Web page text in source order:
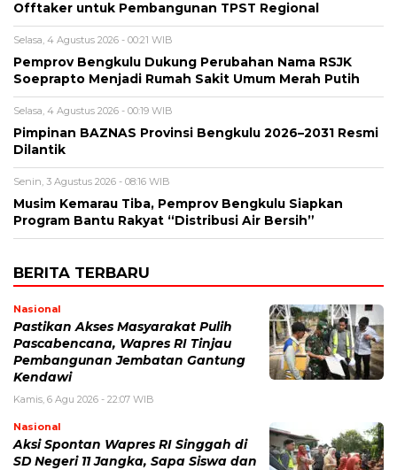
Offtaker untuk Pembangunan TPST Regional
Selasa, 4 Agustus 2026 - 00:21 WIB
Pemprov Bengkulu Dukung Perubahan Nama RSJK
Soeprapto Menjadi Rumah Sakit Umum Merah Putih
Selasa, 4 Agustus 2026 - 00:19 WIB
Pimpinan BAZNAS Provinsi Bengkulu 2026–2031 Resmi
Dilantik
Senin, 3 Agustus 2026 - 08:16 WIB
Musim Kemarau Tiba, Pemprov Bengkulu Siapkan
Program Bantu Rakyat “Distribusi Air Bersih”
BERITA TERBARU
Nasional
Pastikan Akses Masyarakat Pulih
Pascabencana, Wapres RI Tinjau
Pembangunan Jembatan Gantung
Kendawi
Kamis, 6 Agu 2026 - 22:07 WIB
Nasional
Aksi Spontan Wapres RI Singgah di
SD Negeri 11 Jangka, Sapa Siswa dan